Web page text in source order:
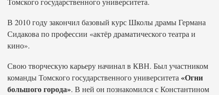
В 2010 году закончил базовый курс Школы драмы Германа
Сидакова по профессии «актёр драматического театра и
кино».
Свою творческую карьеру начинал в КВН. Был участником
команды Томского государственного университета «Огни
большого города». В ней он познакомился с Константином